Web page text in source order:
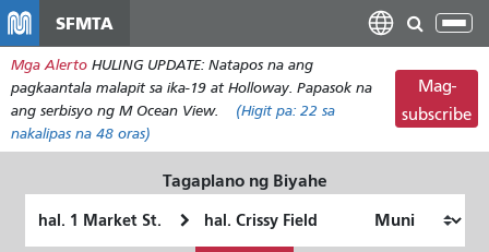
pangunahing
nilalaman
SFMTA
I-
ang
Mga Alerto HULING UPDATE: Natapos na ang
pagkaantala malapit sa ika-19 at Holloway. Papasok na
ang serbisyo ng M Ocean View.
(Higit pa: 22 sa
nakalipas na 48 oras)
Mag-
subscribe
Tagaplano ng Biyahe